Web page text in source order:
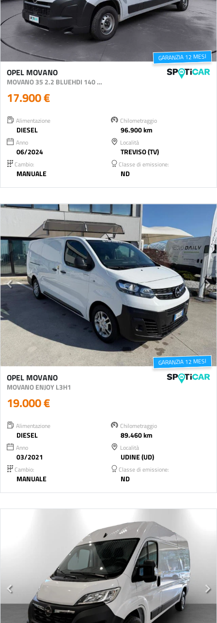
GARANZIA 12 MESI
OPEL MOVANO
MOVANO 35 2.2 BLUEHDI 140 S&S PLM-TM FURGONE
17.900 €
Alimentazione
DIESEL
Chilometraggio
96.900 km
Anno
06/2024
Località
TREVISO (TV)
Cambio:
MANUALE
Classe di emissione:
ND
GARANZIA 12 MESI
OPEL MOVANO
MOVANO ENJOY L3H1
19.000 €
Alimentazione
DIESEL
Chilometraggio
89.460 km
Anno
03/2021
Località
UDINE (UD)
Cambio:
MANUALE
Classe di emissione:
ND